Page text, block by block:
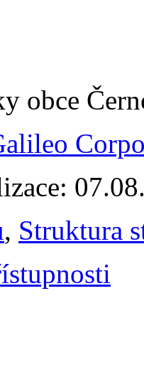
obce
, Struktura